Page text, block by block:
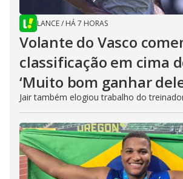
LANCE/ HÁ 7 HORAS
Volante do Vasco
classificação em cima
‘Muito bom ganhar
Jair também elogiou trabalho do